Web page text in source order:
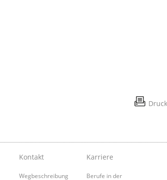
Kontakt
Wegbeschreibung
Karriere
Berufe in der